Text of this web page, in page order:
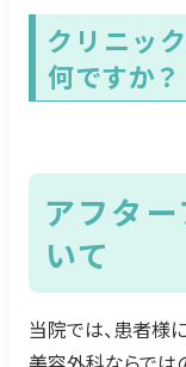
クリニッ
何ですか？
アフタ
いて
当院では、患者様